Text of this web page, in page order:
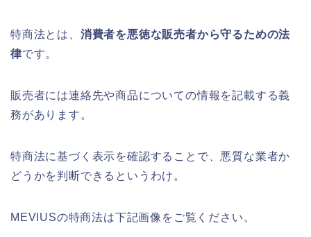
特商法とは、 消費者を悪徳な販売者から守るための法
律です。
販売者には連絡先や商品についての情報を記載する義
務があります。
特商法に基づく表示を確認することで、悪質な業者か
どうかを判断できるというわけ。
MEVIUSの特商法は下記画像をご覧ください。